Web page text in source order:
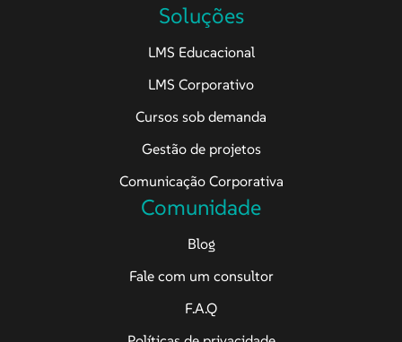
Soluções
LMS Educacional
LMS Corporativo
Cursos sob demanda
Gestão de projetos
Comunicação Corporativa
Comunidade
Blog
Fale com um consultor
F.A.Q